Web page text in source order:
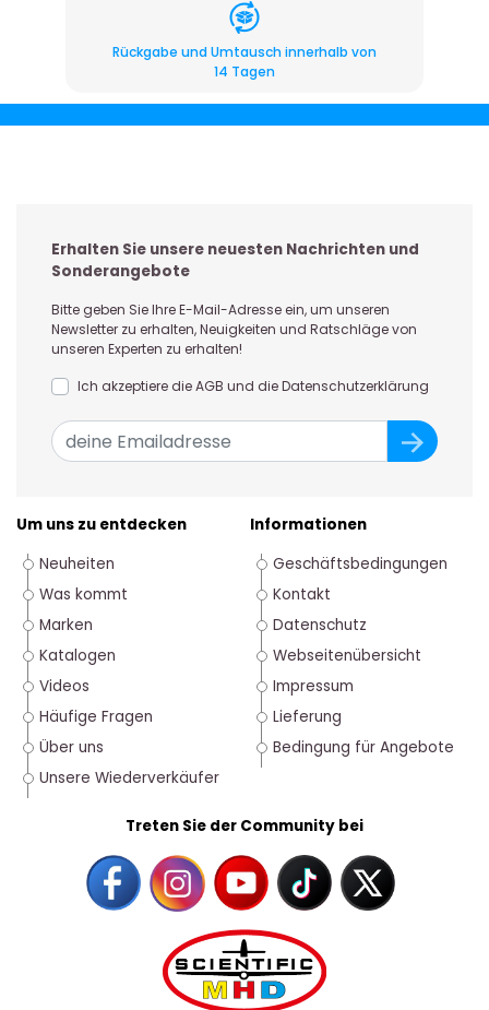
Rückgabe und Umtausch innerhalb von
14 Tagen
Erhalten Sie unsere neuesten Nachrichten und
Sonderangebote
Bitte geben Sie Ihre E-Mail-Adresse ein, um unseren
Newsletter zu erhalten, Neuigkeiten und Ratschläge von
unseren Experten zu erhalten!
Ich akzeptiere die AGB und die Datenschutzerklärung
Um uns zu entdecken
Neuheiten
Was kommt
Marken
Katalogen
Videos
Häufige Fragen
Über uns
Unsere Wiederverkäufer
Treten Sie der Community bei
Informationen
Geschäftsbedingungen
Kontakt
Datenschutz
Webseitenübersicht
Impressum
Lieferung
Bedingung für Angebote